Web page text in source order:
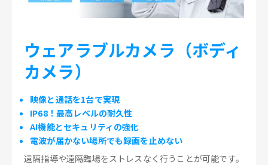
ウェアラブルカメラ（ボディ
カメラ）
映像と通話を1台で実現
IP68！最高レベルの耐久性
AI機能とセキュリティの強化
電波が届かない場所でも録画を止めない
遠隔指導や遠隔臨場をストレスなく行うことが可能です。